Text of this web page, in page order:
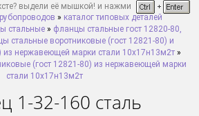
выдели её мышкой! и нажми
» каталог типовых деталей
стальные » фланцы стальные гост 12820-80,
стальные воротниковые (гост 12821-80) и
из нержавеющей марки стали 10х17н13м2т»
(гост 12821-80) из нержавеющей марки
стали 10х17н13м2т
1-32-160 сталь